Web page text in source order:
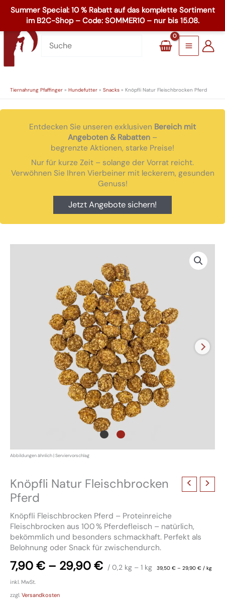
Zum
Inhalt
springen
☏+49 8503 1795
Main
Menu
Tiernahrung Pfaffinger » Hundefutter » Snacks » Knöpfli Natur Fleischbrocken Pferd
Entdecken Sie unseren exklusiven Bereich mit
Angeboten & Rabatten –
begrenzte Aktionen, starke Preise!
Nur für kurze Zeit – solange der Vorrat reicht.
Verwöhnen Sie Ihren Vierbeiner mit leckerem, gesunden
Genuss!
Jetzt Angebote sichern!
Knöpfli Natur Fleischbrocken
Pferd
Knöpfli Fleischbrocken Pferd – Proteinreiche
Fleischbrocken aus 100 % Pferdefleisch – natürlich,
bekömmlich und besonders schmackhaft. Perfekt als
Belohnung oder Snack für zwischendurch.
7,90 € – 29,90 € / 0,2 kg – 1 kg 39,50 € – 29,90 € / kg
inkl. MwSt.
zzgl. Versandkosten